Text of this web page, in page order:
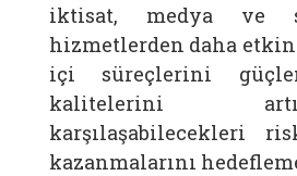
iktisat, medya ve
hizmetlerden daha
içi süreçlerini
kalitelerini
karşılaşabilecekleri
kazanmalarını